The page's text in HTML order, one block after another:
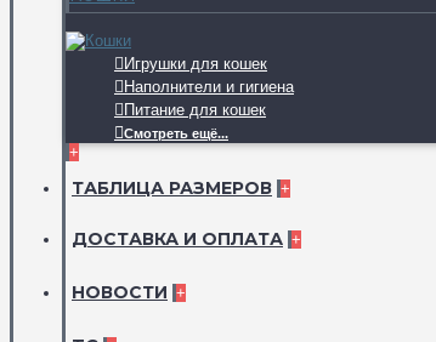
Игрушки для кошек
Наполнители и гигиена
Питание для кошек
Смотреть ещё...
+
ТАБЛИЦА РАЗМЕРОВ +
ДОСТАВКА И ОПЛАТА +
НОВОСТИ +